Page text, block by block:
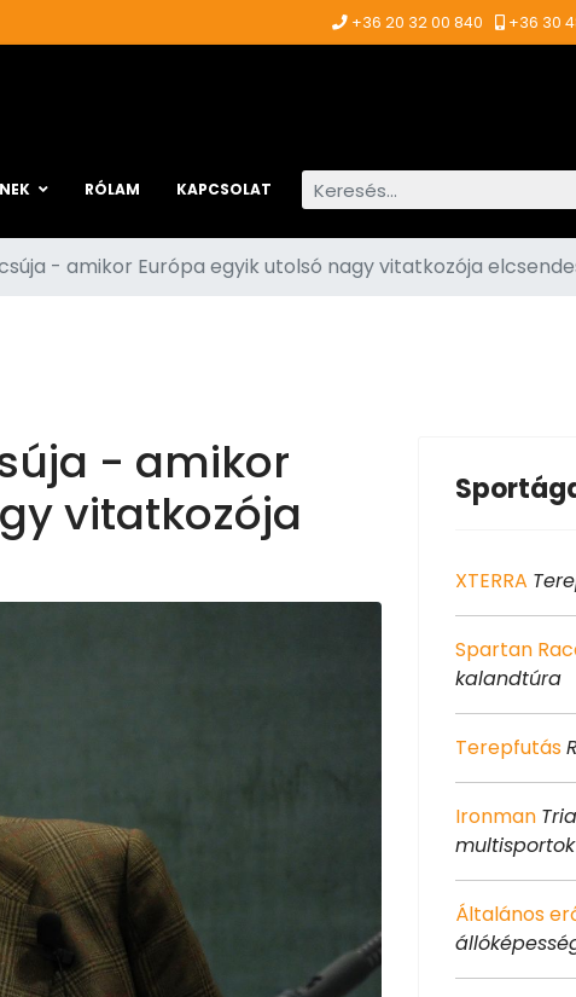
+36 20 32 00 840 +36 30
RÓLAM KAPCSOLAT Keresés...
- amikor Európa egyik utolsó nagy vitatkozója
- amikor
vitatkozója
XTERRA
Spartan
kalandtúra
Terepfutás
Ironman
multisportok
Általános